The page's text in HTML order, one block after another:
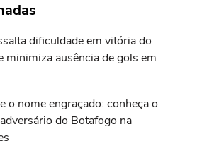
dificuldade em vitória do
minimiza ausência de gols em
o nome engraçado: conheça o
do Botafogo na